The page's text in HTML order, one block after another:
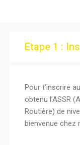
Etape 1 :
Pour t’inscrire
obtenu l’ASSR
Routière) de
bienvenue chez